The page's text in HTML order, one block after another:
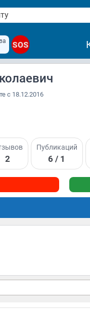
SOS
с 18.12.2016
2
Публикаций
6 / 1